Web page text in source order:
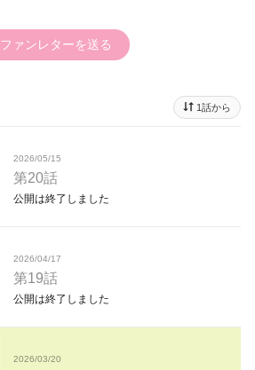
ファンレターを送る
1話から
2026/05/15
第20話
公開は終了しました
2026/04/17
第19話
公開は終了しました
2026/03/20